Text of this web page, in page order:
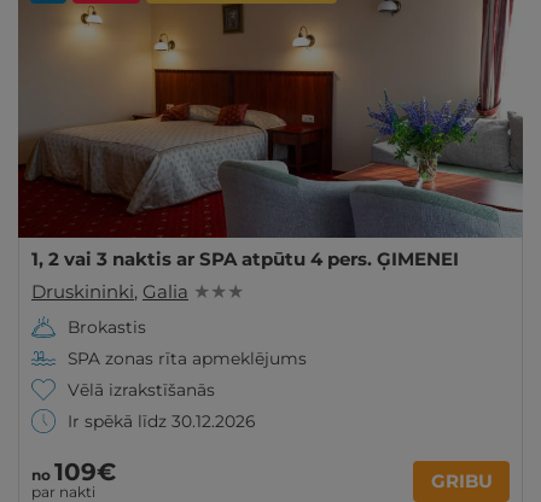
1, 2 vai 3 naktis ar SPA atpūtu 4 pers. ĢIMENEI
Druskininki, Galia ★ ★ ★
Brokastis
SPA zonas rīta apmeklējums
Vēlā izrakstīšanās
Ir spēkā līdz 30.12.2026
no 109€
par nakti GRIBU